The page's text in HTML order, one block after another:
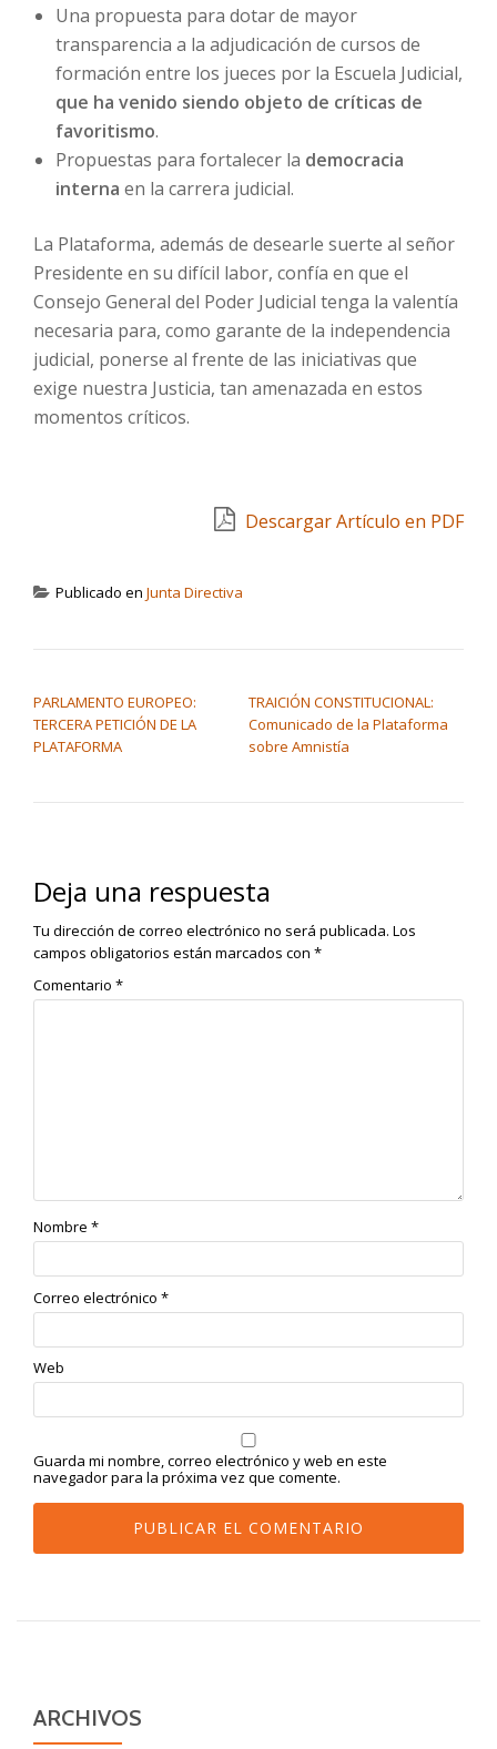
Una propuesta para dotar de mayor
transparencia a la adjudicación de cursos de
formación entre los jueces por la Escuela Judicial,
que ha venido siendo objeto de críticas de
favoritismo.
Propuestas para fortalecer la democracia
interna en la carrera judicial.
La Plataforma, además de desearle suerte al señor
Presidente en su difícil labor, confía en que el
Consejo General del Poder Judicial tenga la valentía
necesaria para, como garante de la independencia
judicial, ponerse al frente de las iniciativas que
exige nuestra Justicia, tan amenazada en estos
momentos críticos.
Descargar Artículo en PDF
Publicado en Junta Directiva
PARLAMENTO EUROPEO:
TERCERA PETICIÓN DE LA
PLATAFORMA
TRAICIÓN CONSTITUCIONAL:
Comunicado de la Plataforma
sobre Amnistía
Deja una respuesta
Tu dirección de correo electrónico no será publicada. Los
campos obligatorios están marcados con *
Comentario *
Nombre *
Correo electrónico *
Web
Guarda mi nombre, correo electrónico y web en este
navegador para la próxima vez que comente.
ARCHIVOS